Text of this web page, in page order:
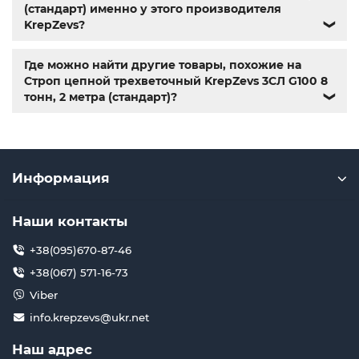
(стандарт) именно у этого производителя
KrepZevs?
❯
Где можно найти другие товары, похожие на
Строп цепной трехветочный KrepZevs 3СЛ G100 8
тонн, 2 метра (стандарт)?
❯
Информация
Наши контакты
+38(095)670-87-46
+38(067) 571-16-73
Viber
info.krepzevs@ukr.net
Наш адрес